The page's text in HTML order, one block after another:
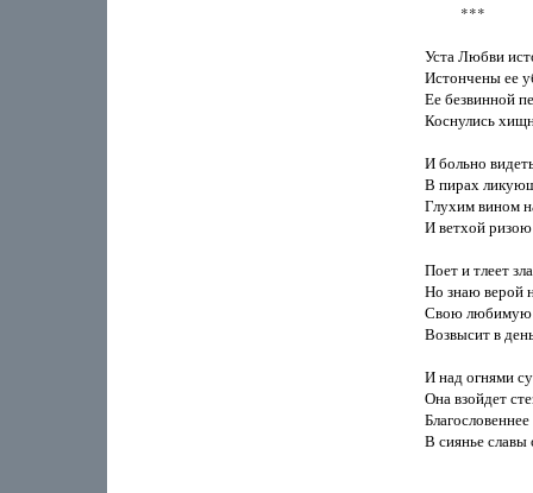
          ***
Уста Любви
Истончены ее
Ее безвинной
Коснулись
И больно
В пирах
Глухим вином
И ветхой ризою
Поет и тлеет
Но знаю верой
Свою любимую
Возвысит в
И над огнями
Она взойдет
В сиянье славы